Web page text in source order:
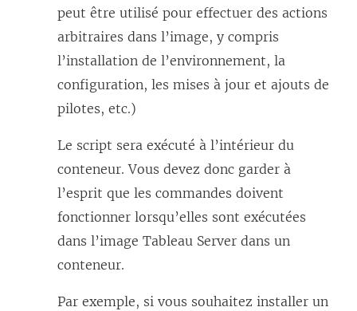
n
e
n
o
e
l
l
e
f
n
peut être utilisé pour effectuer des actions
arbitraires dans l’image, y compris
l’installation de l’environnement, la
configuration, les mises à jour et ajouts de
pilotes, etc.)
Le script sera exécuté à l’intérieur du
conteneur. Vous devez donc garder à
l’esprit que les commandes doivent
fonctionner lorsqu’elles sont exécutées
dans l’image Tableau Server dans un
conteneur.
Par exemple, si vous souhaitez installer un